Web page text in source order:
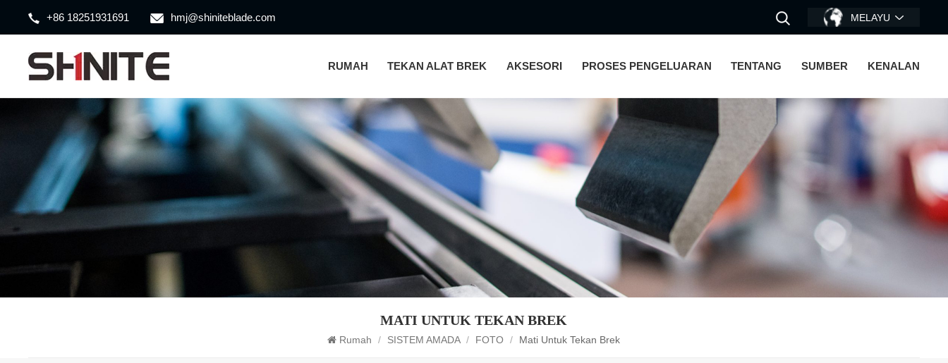
+86 18251931691 hmj@shiniteblade.com MELAYU
RUMAH TEKAN ALAT BREK AKSESORI PROSES PENGELUARAN TENTANG SUMBER KENALAN
MATI UNTUK TEKAN BREK
Rumah / SISTEM AMADA / FOTO / Mati Untuk Tekan Brek